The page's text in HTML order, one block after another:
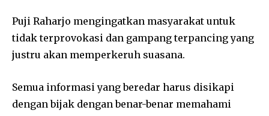
Puji Raharjo mengingatkan masyarakat untuk
tidak terprovokasi dan gampang terpancing yang
justru akan memperkeruh suasana.
Semua informasi yang beredar harus disikapi
dengan bijak dengan benar-benar memahami